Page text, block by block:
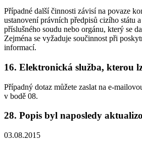
Případné další činnosti závisí na povaze
ustanovení právních předpisů cizího státu
příslušného soudu nebo orgánu, který se
Zejména se vyžaduje součinnost při
informací.
16. Elektronická služba, kterou
Případný dotaz můžete zaslat na e-
v bodě 08.
28. Popis byl naposledy
03.08.2015